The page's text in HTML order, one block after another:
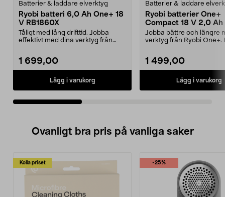
Batterier & laddare elverktyg
Ryobi batteri 6,0 Ah One+ 18
V RB1860X
Tåligt med lång drifttid. Jobba
effektivt med dina verktyg från
1 699,00
Lägg i varukorg
Batterier & laddare
Ryobi batterier One+
Compact 18 V 2,0
Ah RB18242X
Jobba bättre och längre
verktyg från Ryobi One+.
1 499,00
Lägg i varukorg
Ovanligt bra pris på vanliga saker
Kolla priset -25%